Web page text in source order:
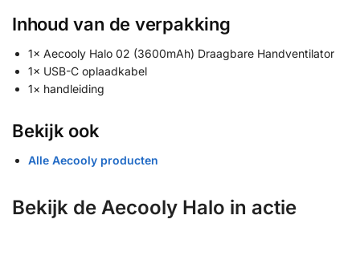
Inhoud van de verpakking
1× Aecooly Halo 02 (3600mAh) Draagbare Handventilator
1× USB-C oplaadkabel
1× handleiding
Bekijk ook
Alle Aecooly producten
Bekijk de Aecooly Halo in actie